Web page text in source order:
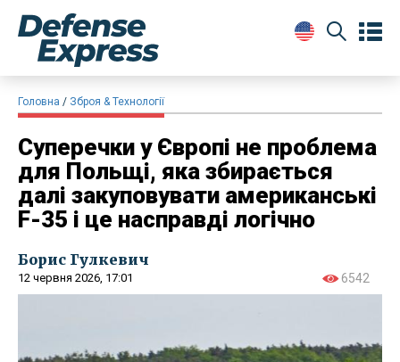
Головна Зброя & Технології
Суперечки у Європі не проблема
для Польщі, яка збирається
далі закуповувати американські
F-35 і це насправді логічно
Борис Гулкевич
12 червня 2026, 17:01 6542